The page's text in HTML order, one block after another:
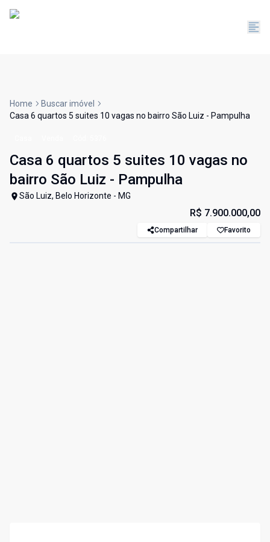
Home
Buscar imóvel
Casa 6 quartos 5 suites 10 vagas no bairro São Luiz - Pampulha
Casa 6 quartos 5 suites 10 vagas no
bairro São Luiz - Pampulha
São Luiz, Belo Horizonte - MG
R$ 7.900.000,00
Compartilhar Favorito